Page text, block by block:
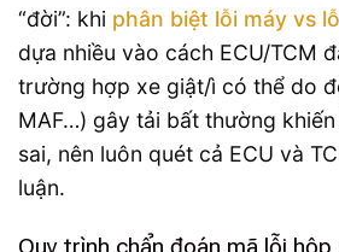
“đời”: khi phân biệt lỗi máy vs
dựa nhiều vào cách ECU/TCM
trường hợp xe giật/ì có thể do
MAF…) gây tải bất thường
sai, nên luôn quét cả ECU và
luận.